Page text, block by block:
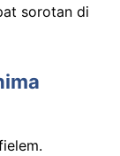
sorotan di